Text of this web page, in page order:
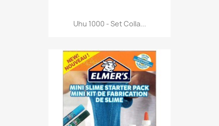
Anteprima
Uhu 1000 - Set Colla...